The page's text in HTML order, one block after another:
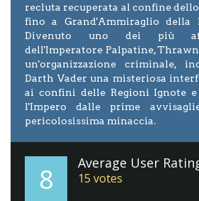
recluta recuperata al confine
fino a Grand'Ammiraglio della
Divenuto uno dei più
dell'Imperatore Palpatine,
un'organizzazione criminale,
Darth Vader una misteriosa
ai confini delle Regioni Ignote
l'Impero dalle prime
pericolosissima minaccia.
8 Average User
15 votes